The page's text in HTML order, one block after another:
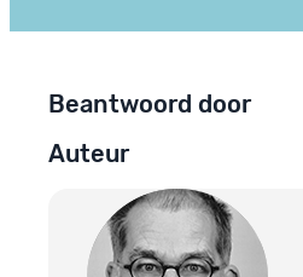
Beantwoord door
Auteur